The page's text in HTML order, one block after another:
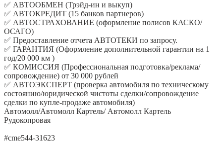
✅ АВТООБМЕН (Трэйд-ин и выкуп)
✅ АВТОКРЕДИТ (15 банков партнеров)
✅ АВТОСТРАХОВАНИЕ (оформление полисов КАСКО/
ОСАГО)
✅ Предоставление отчета АВТОТЕКИ по запросу.
✅ ГАРАНТИЯ (Оформление дополнительной гарантии на 1
год/20 000 км )
✅ КОМИССИЯ (Профессиональная подготовка/реклама/
сопровождение) от 30 000 рублей
✅ АВТОЭКСПЕРТ (проверка автомобиля по техническому
состоянию/юридической чистоты сделки/сопровождение
сделки по купле-продаже автомобиля)
Автомолл/Автомолл Картель/ Автомолл Картель
Рудокопровая
#cme544-31623